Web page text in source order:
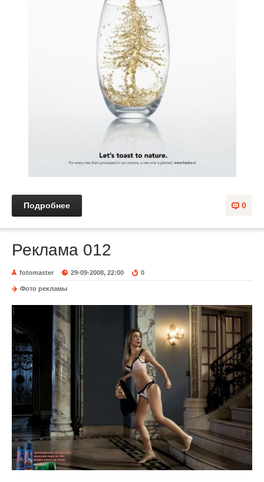
0
Подробнее
Реклама 012
fotomaster 29-09-2008, 22:00 0
Фото рекламы